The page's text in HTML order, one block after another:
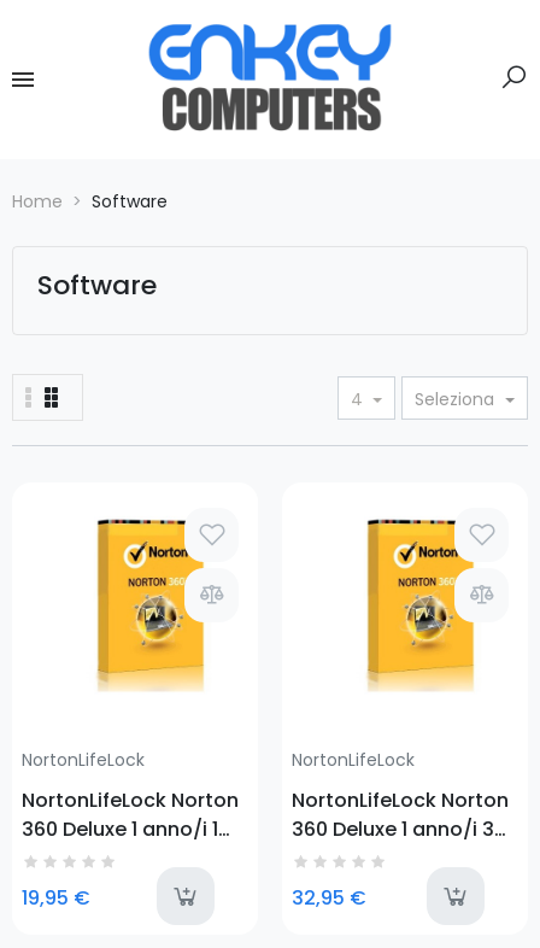
Home Software
Software
4 Seleziona
NortonLifeLock
NortonLifeLock Norton
360 Deluxe 1 anno/i 1
dispositivo
19,95 €
available
NortonLifeLock
NortonLifeLock Norton
360 Deluxe 1 anno/i 3
dispositivi
32,95 €